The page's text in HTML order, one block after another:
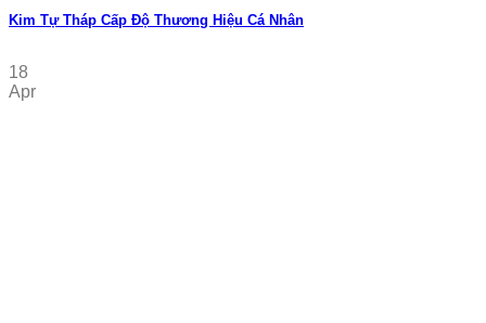
Kim Tự Tháp Cấp Độ Thương Hiệu Cá Nhân
18
Apr